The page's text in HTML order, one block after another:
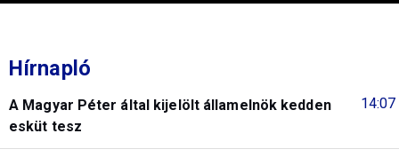
Hírnapló
14:07
A Magyar Péter által kijelölt államelnök kedden
esküt tesz